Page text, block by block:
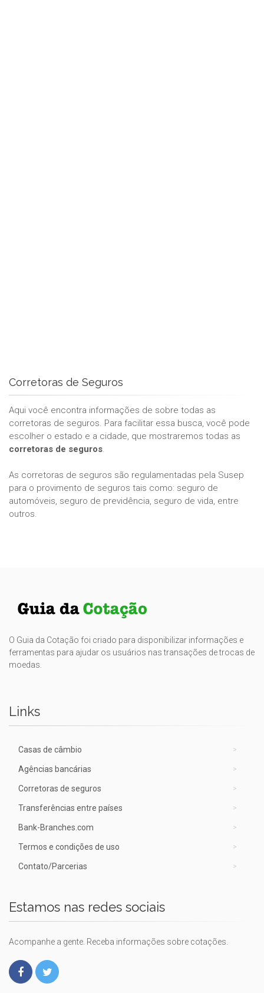
Corretoras de Seguros
Aqui você encontra informações de sobre todas as
corretoras de seguros. Para facilitar essa busca, você pode
escolher o estado e a cidade, que mostraremos todas as
corretoras de seguros.
As corretoras de seguros são regulamentadas pela Susep
para o provimento de seguros tais como: seguro de
automóveis, seguro de previdência, seguro de vida, entre
outros.
O Guia da Cotação foi criado para disponibilizar informações e
ferramentas para ajudar os usuários nas transações de trocas de
moedas.
Links
Casas de câmbio
Agências bancárias
Corretoras de seguros
Transferências entre países
Bank-Branches.com
Termos e condições de uso
Contato/Parcerias
Estamos nas redes sociais
Acompanhe a gente. Receba informações sobre cotações.